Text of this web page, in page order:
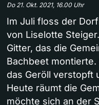
Do 21. Okt. 2021, 16.00 Uhr
Im Juli floss der
von Liselotte
Gitter, das die
Bachbeet
das Geröll verstopft
Heute räumt die
möchte sich an der